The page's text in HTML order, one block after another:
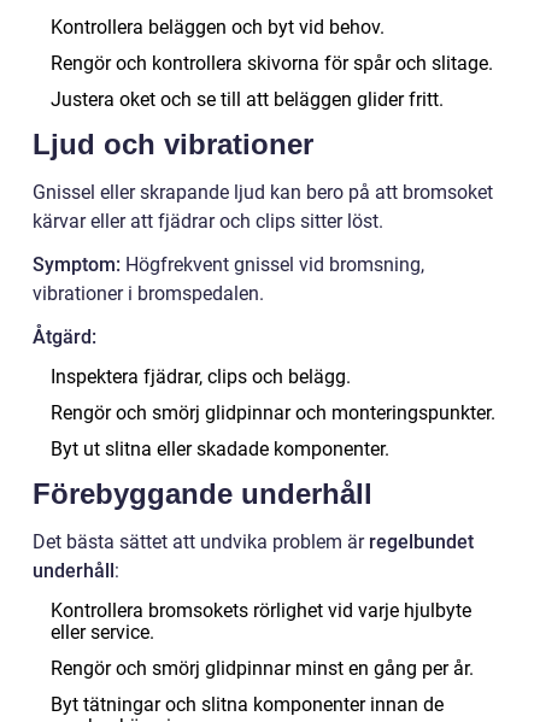
Kontrollera beläggen och byt vid behov.
Rengör och kontrollera skivorna för spår och slitage.
Justera oket och se till att beläggen glider fritt.
Ljud och vibrationer
Gnissel eller skrapande ljud kan bero på att bromsoket
kärvar eller att fjädrar och clips sitter löst.
Symptom: Högfrekvent gnissel vid bromsning,
vibrationer i bromspedalen.
Åtgärd:
Inspektera fjädrar, clips och belägg.
Rengör och smörj glidpinnar och monteringspunkter.
Byt ut slitna eller skadade komponenter.
Förebyggande underhåll
Det bästa sättet att undvika problem är regelbundet
underhåll:
Kontrollera bromsokets rörlighet vid varje hjulbyte
eller service.
Rengör och smörj glidpinnar minst en gång per år.
Byt tätningar och slitna komponenter innan de